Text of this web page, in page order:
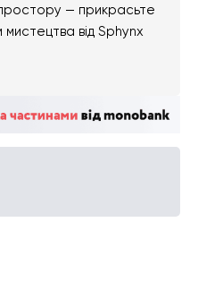
простору — прикрасьте
від Sphynx